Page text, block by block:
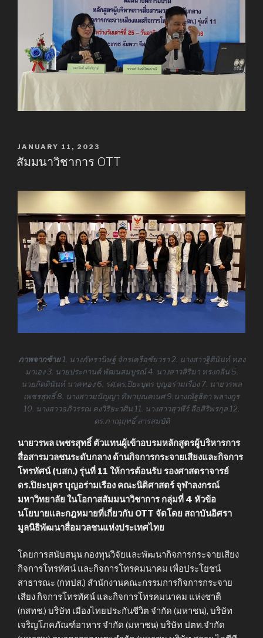
POSTED
ON
JANUARY 11, 2023
สัมมนาวิชาการ OTT
ภาพจากซ้าย1. นางภัทรานิษฐ์ จักรเครือชัยวรา 2. นางสาวฐิตินันท์ ทอง
มาเอง 3. นายประกานต์ พัฒนสมบูรณ์ 4. นางสาวสิริมา ทรงกลิ่น 5.
นายกิตตินันท์ นาคทอง 6. รศ.ดร.ปิยะบุตร บุญอร่ามเรือง 7. นายวรพล
เพชรสุทธิ์ 8. นางสาวมนัญญา ทิพาบุณคเนศ 9.นางณัฐธิดา พลางกูร
10. นางสาวอภิวรรณ คงวิริยะวศิน 11. นางสาวสุวพีร์ ลือสิริพรกุล 12.
ดร.ภาณุฤทธิ์ สารสมบัติ
นายวรพล เพชรสุทธิ์ ตัวแทนผู้เข้าอบรมหลักสูตรผู้บริหารการ
สื่อสารมวลชนระดับกลาง ด้านกิจการกระจายเสียงและกิจการ
โทรทัศน์ (บสก.) รุ่นที่ 11 ให้การต้อนรับ รองศาสตราจารย์
ดร.ปิยะบุตร บุญอร่ามเรือง คณะนิติศาสตร์ จุฬาลงกรณ์
มหาวิทยาลัย ในโอกาสสัมมนาวิชาการ กลุ่มที่ 4 หัวข้อ
นโยบายและกฎหมายที่เกี่ยวกับ OTT จัดโดย สถาบันอิศรา
มูลนิธิพัฒนาสื่อมวลชนแห่งประเทศไทย
โดยการสนับสนุน กองทุนวิจัยและพัฒนากิจการกระจายเสียง
กิจการโทรทัศน์ และกิจการโทรคมนาคม เพื่อประโยชน์
สาธารณะ (กทปส.) สำนักงานคณะกรรมการกิจการกระจาย
เสียง กิจการโทรทัศน์ และกิจการโทรคมนาคม แห่งชาติ
(กสทช.) บริษัท เมืองไทยประกันชีวิต จำกัด (มหาชน), บริษัท
เจริญโภคภัณฑ์อาหาร จำกัด (มหาชน) บริษัท ปตท.จำกัด